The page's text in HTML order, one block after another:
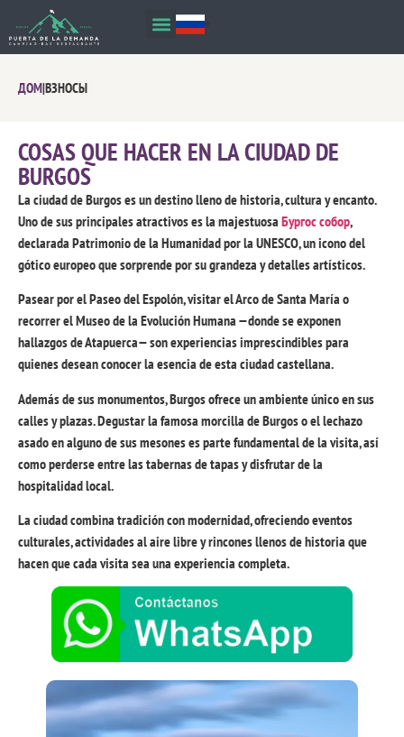
ДОМ|ВЗНОСЫ
COSAS QUE HACER EN LA CIUDAD DE
BURGOS
La ciudad de Burgos es un destino lleno de historia,cultura y encanto.
Uno de sus principales atractivos es la majestuosa Бургос собор,
declarada Patrimonio de la Humanidad por la UNESCO,un icono del
gótico europeo que sorprende por su grandeza y detalles artísticos.
Pasear por el Paseo del Espolón,visitar el Arco de Santa María o
recorrer el Museo de la Evolución Humana —donde se exponen
hallazgos de Atapuerca— son experiencias imprescindibles para
quienes desean conocer la esencia de esta ciudad castellana.
Además de sus monumentos,Burgos ofrece un ambiente único en sus
calles y plazas.Degustar la famosa morcilla de Burgos o el lechazo
asado en alguno de sus mesones es parte fundamental de la visita,así
como perderse entre las tabernas de tapas y disfrutar de la
hospitalidad local.
La ciudad combina tradición con modernidad,ofreciendo eventos
culturales,actividades al aire libre y rincones llenos de historia que
hacen que cada visita sea una experiencia completa.